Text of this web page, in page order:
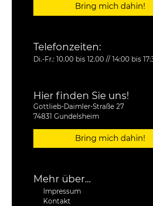
Bring mich dahin!
Telefonzeiten:
Di.-Fr.: 10.00 bis 12.00 // 14:00 bis
Hier finden Sie uns!
Gottlieb-Daimler-Straße 27
74831 Gundelsheim
Bring mich dahin!
Mehr über...
Impressum
Kontakt